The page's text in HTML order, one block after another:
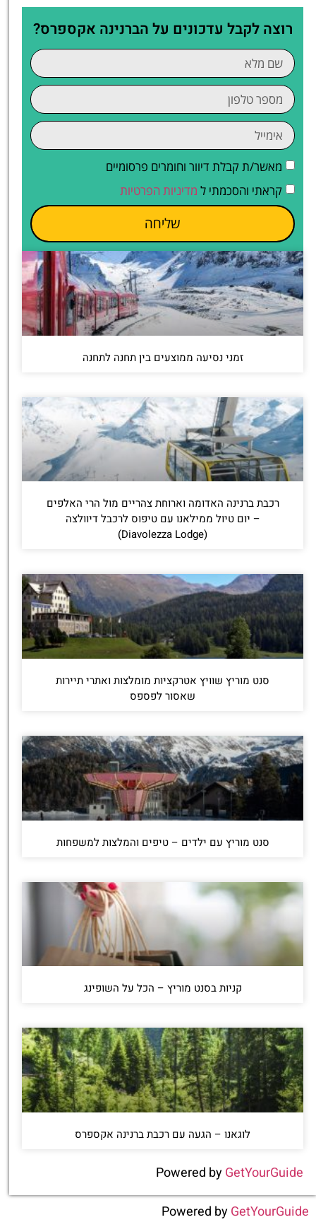
רוצה לקבל עדכונים על הברנינה אקספרס?
מאשר/ת קבלת דיוור וחומרים פרסומיים
קראתי והסכמתי ל מדיניות הפרטיות
שליחה
זמני נסיעה ממוצעים בין תחנה לתחנה
רכבת ברנינה האדומה וארוחת צהריים מול הרי האלפים
– יום טיול ממילאנו עם טיפוס לרכבל דיוולצה
(Diavolezza Lodge)
סנט מוריץ שוויץ אטרקציות מומלצות ואתרי תיירות
שאסור לפספס
סנט מוריץ עם ילדים – טיפים והמלצות למשפחות
קניות בסנט מוריץ – הכל על השופינג
לוגאנו – הגעה עם רכבת ברנינה אקספרס
Powered byGetYourGuide
Powered byGetYourGuide